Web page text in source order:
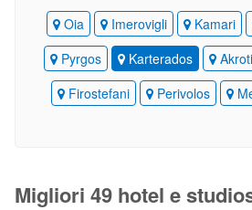
Oia Imerovigli Kamari
Pyrgos
Karterados
Firostefani
Perivolos
Migliori 49 hotel e